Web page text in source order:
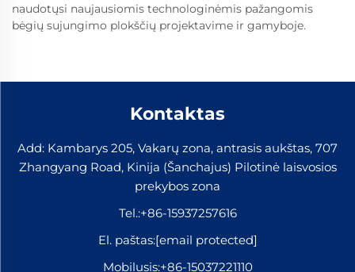
naudotųsi naujausiomis technologinėmis pažangomis
bėgių sujungimo plokščių projektavime ir gamyboje.
Kontaktas
Add: Kambarys 205, Vakarų zona, antrasis aukštas, 707
Zhangyang Road, Kinija (Šanchajus) Pilotinė laisvosios
prekybos zona
Tel.:+86-15937257616
El. paštas:[email protected]
Mobilusis:+86-15037221110